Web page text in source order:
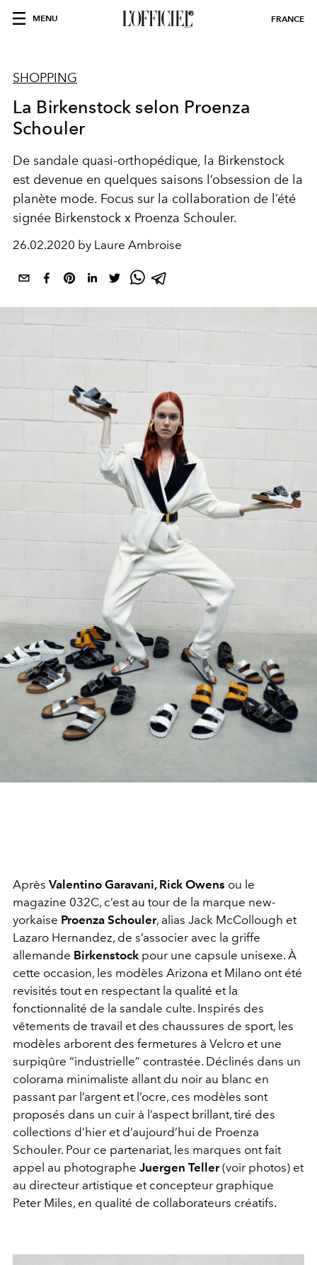
MENU FRANCE
SHOPPING
La Birkenstock selon Proenza
Schouler
De sandale quasi-orthopédique, la Birkenstock
est devenue en quelques saisons l’obsession de la
planète mode. Focus sur la collaboration de l’été
signée Birkenstock x Proenza Schouler.
26.02.2020 by Laure Ambroise
Après Valentino Garavani, Rick Owens ou le
magazine 032C, c’est au tour de la marque new-
yorkaise Proenza Schouler, alias Jack McCollough et
Lazaro Hernandez, de s’associer avec la griffe
allemande Birkenstock pour une capsule unisexe. À
cette occasion, les modèles Arizona et Milano ont été
revisités tout en respectant la qualité et la
fonctionnalité de la sandale culte. Inspirés des
vêtements de travail et des chaussures de sport, les
modèles arborent des fermetures à Velcro et une
surpiqûre “industrielle” contrastée. Déclinés dans un
colorama minimaliste allant du noir au blanc en
passant par l’argent et l’ocre, ces modèles sont
proposés dans un cuir à l’aspect brillant, tiré des
collections d’hier et d’aujourd’hui de Proenza
Schouler. Pour ce partenariat, les marques ont fait
appel au photographe Juergen Teller(voir photos) et
au directeur artistique et concepteur graphique
Peter Miles, en qualité de collaborateurs créatifs.